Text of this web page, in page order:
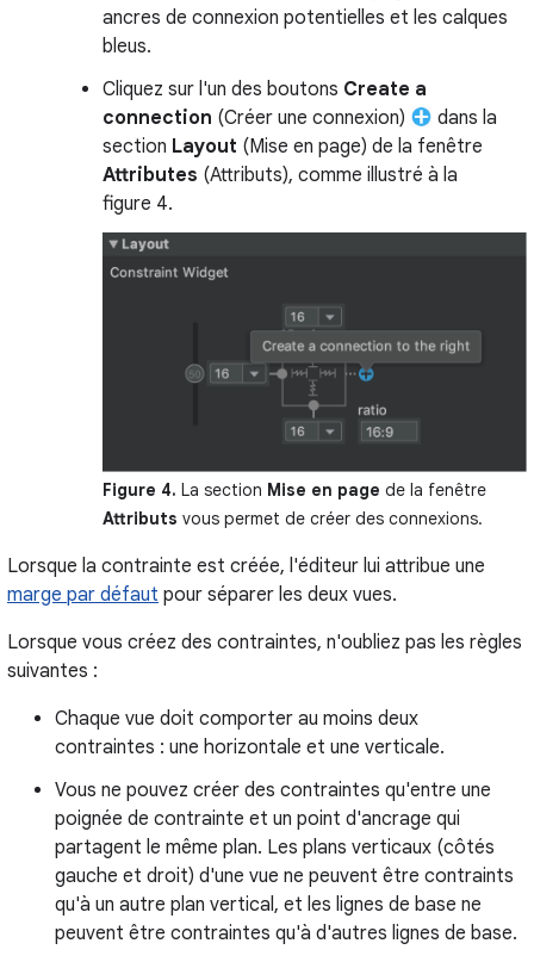
ancres de connexion potentielles et les calques
bleus.
Cliquez sur l'un des boutons Create a
connection (Créer une connexion)
dans la
section Layout (Mise en page) de la fenêtre
Attributes (Attributs), comme illustré à la
figure 4.
Figure 4. La section Mise en page de la fenêtre
Attributs vous permet de créer des connexions.
Lorsque la contrainte est créée, l'éditeur lui attribue une
marge par défaut pour séparer les deux vues.
Lorsque vous créez des contraintes, n'oubliez pas les règles
suivantes :
Chaque vue doit comporter au moins deux
contraintes : une horizontale et une verticale.
Vous ne pouvez créer des contraintes qu'entre une
poignée de contrainte et un point d'ancrage qui
partagent le même plan. Les plans verticaux (côtés
gauche et droit) d'une vue ne peuvent être contraints
qu'à un autre plan vertical, et les lignes de base ne
peuvent être contraintes qu'à d'autres lignes de base.